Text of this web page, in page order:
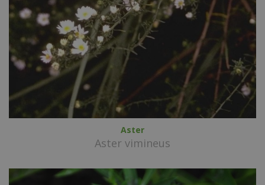
Aster
Aster vimineus